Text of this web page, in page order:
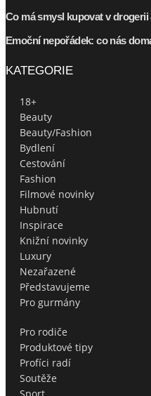
Co má smysl kupovat v
Emoční nepořádek: co nás
KATEGORIE
18+
Beauty
Beauty/Fashion
Bydlení
Cestování
Fashion
Filmové novinky
Hubnutí
Inspirace
Knižní novinky
Luxury
Nezařazené
Představujeme
Pro gurmány
Pro rodiče
Produktové tipy
Profíci radí
Soutěže